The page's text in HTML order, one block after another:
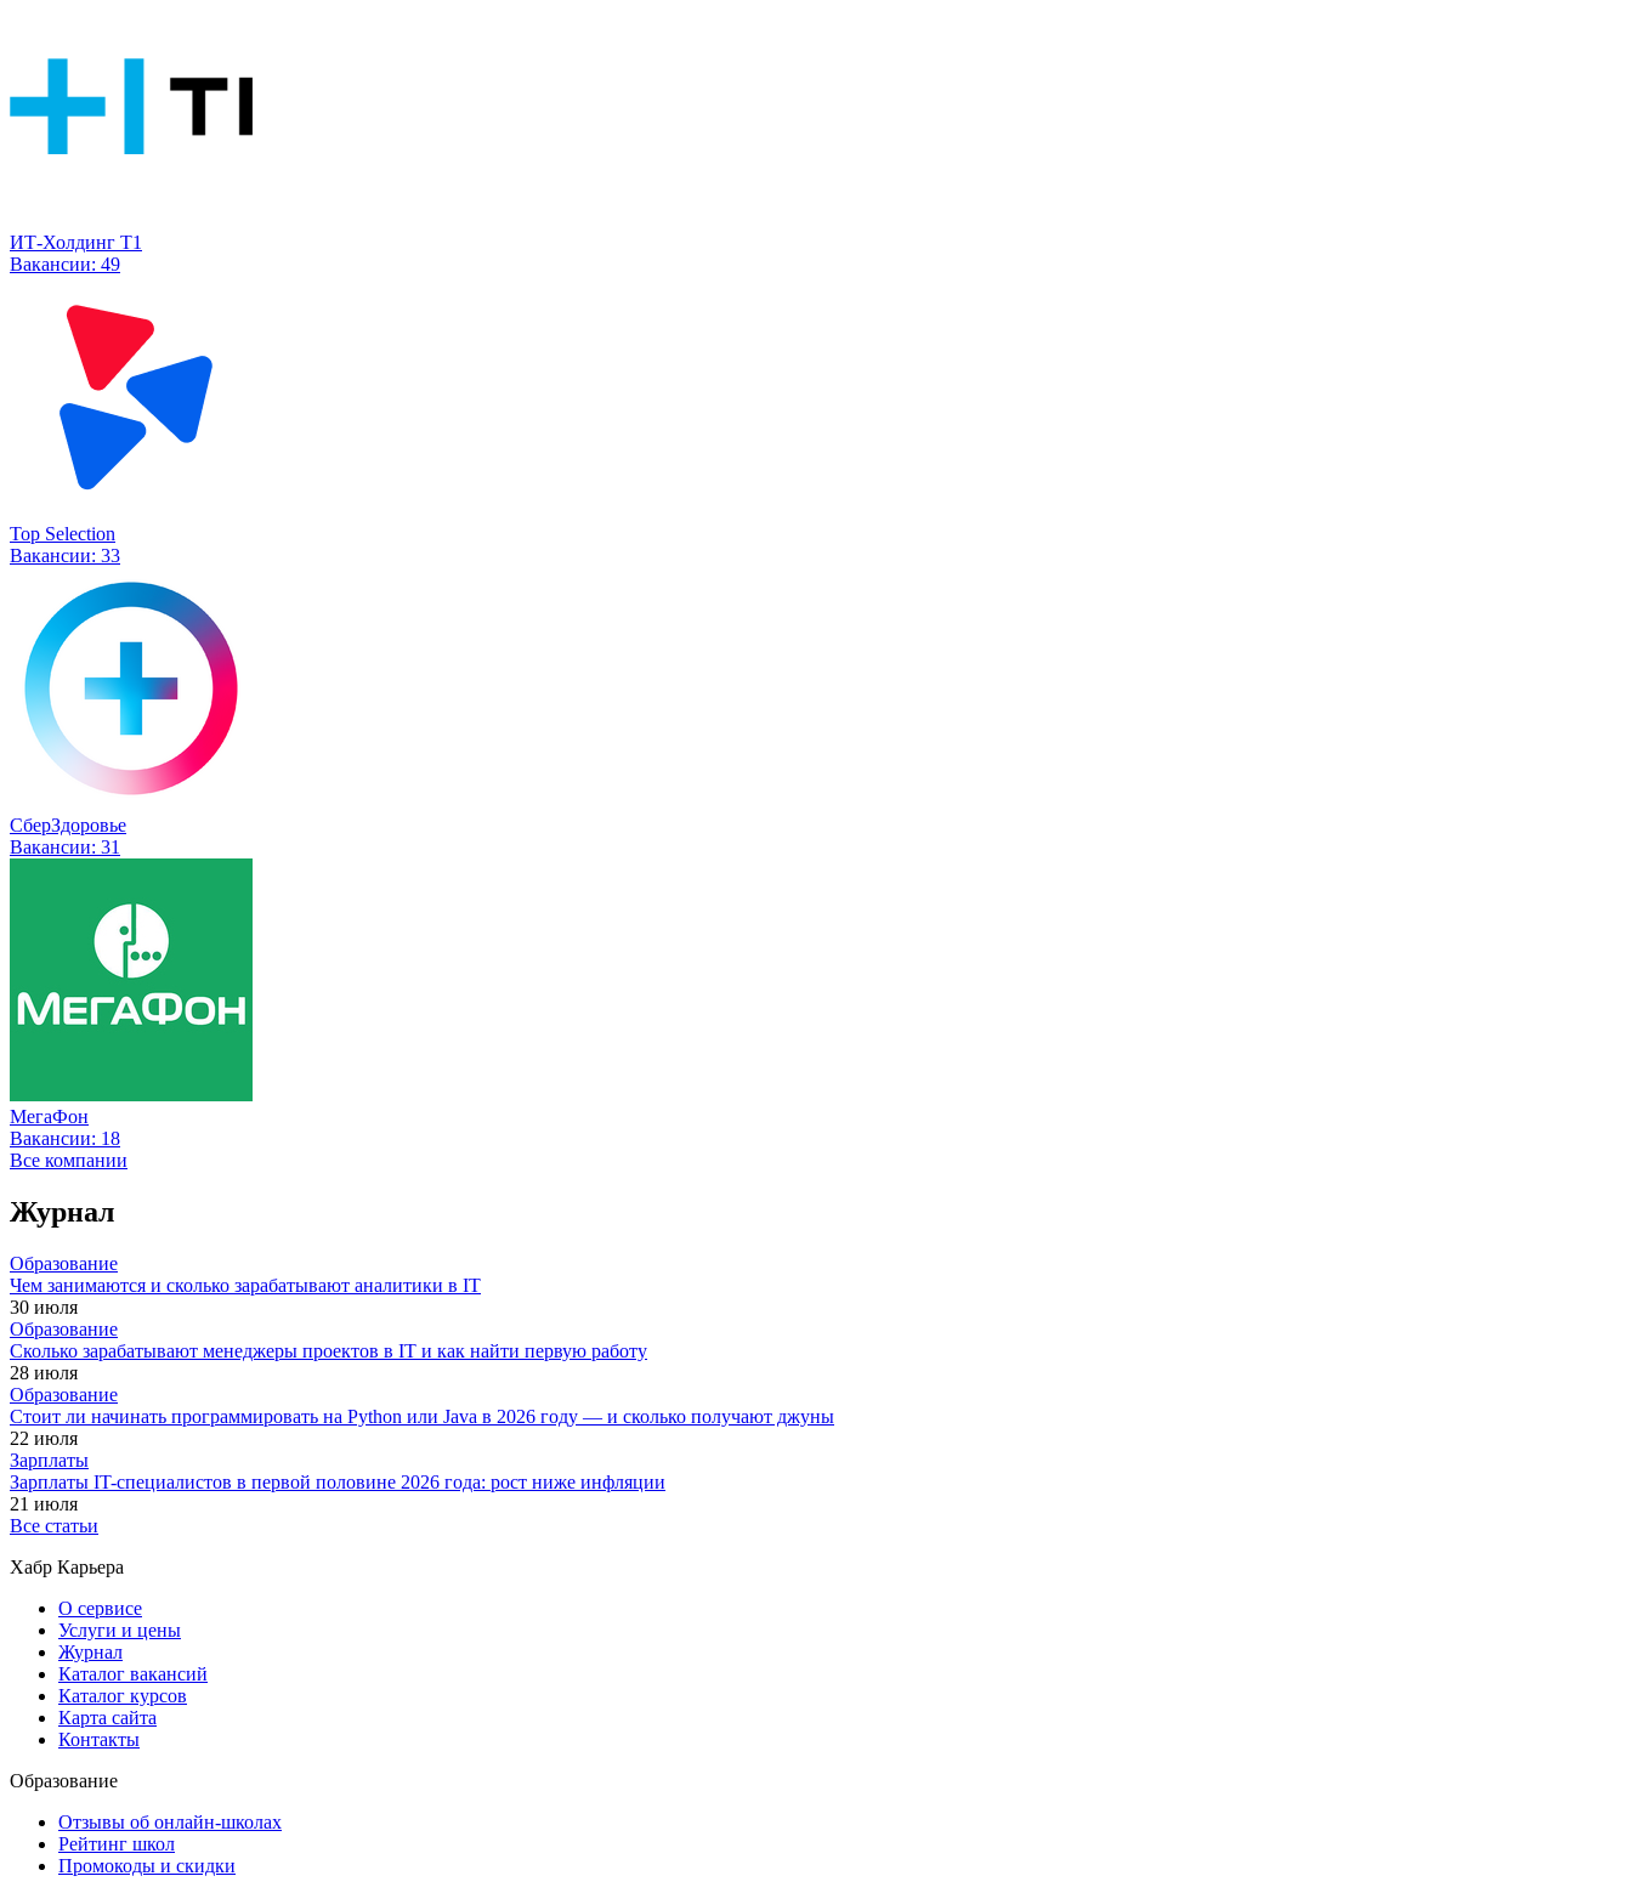
ИТ-Холдинг Т1
Вакансии: 49
Top Selection
Вакансии: 33
СберЗдоровье
Вакансии: 31
МегаФон
Вакансии: 18
Все компании
Журнал
Образование
Чем занимаются и сколько зарабатывают аналитики в IT
30 июля
Образование
Сколько зарабатывают менеджеры проектов в IT и как найти первую работу
28 июля
Образование
Стоит ли начинать программировать на Python или Java в 2026 году — и сколько получают джуны
22 июля
Зарплаты
Зарплаты IT-специалистов в первой половине 2026 года: рост ниже инфляции
21 июля
Все статьи
Хабр Карьера
О сервисе
Услуги и цены
Журнал
Каталог вакансий
Каталог курсов
Карта сайта
Контакты
Образование
Отзывы об онлайн-школах
Рейтинг школ
Промокоды и скидки